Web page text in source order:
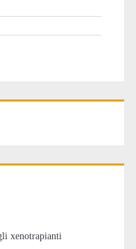
xenotrapianti